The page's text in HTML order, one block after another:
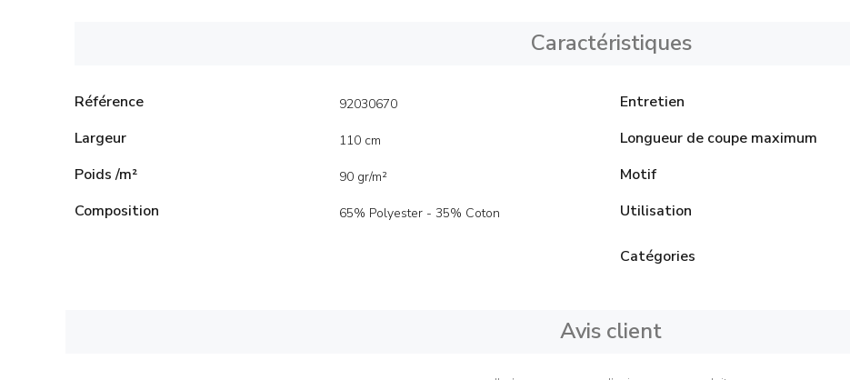
Caractéristiques
Référence 92030670
Largeur 110 cm
Poids /m² 90 gr/m²
Composition 65% Polyester - 35% Coton
Entretien
Longueur de coupe maximum
Motif
Utilisation
Catégories
Avis client